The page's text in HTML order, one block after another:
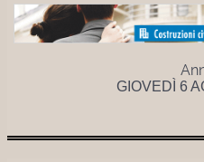
GIOVEDÌ 6